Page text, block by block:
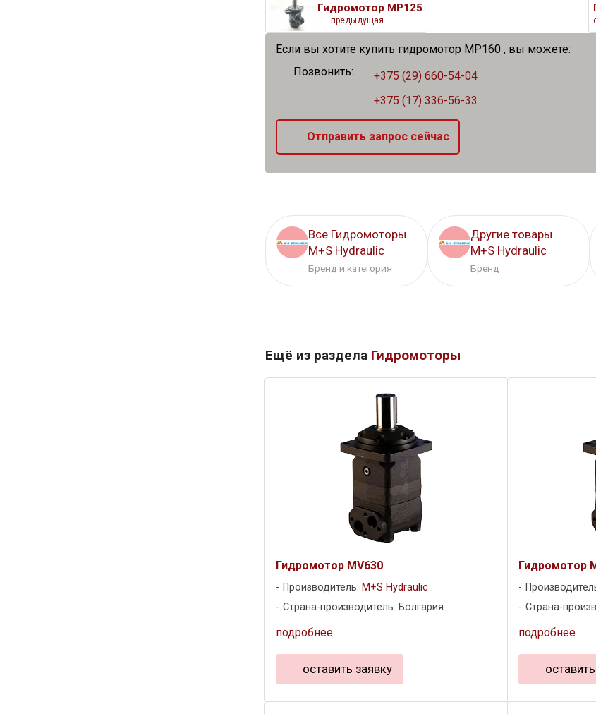
Гидромотор MP125
предыдущая
Если вы хотите купить гидромотор MP160 , вы можете:
Позвонить:
+375 (29) 660-54-04
+375 (17) 336-56-33
Отправить запрос сейчас
Все Гидромоторы
M+S Hydraulic
Бренд и категория
Другие товары
M+S Hydraulic
Бренд
Ещё из раздела Гидромоторы
Гидромотор MV630
Производитель: M+S Hydraulic
Страна-производитель: Болгария
подробнее
оставить заявку
Гидромотор
Страна-
подробнее